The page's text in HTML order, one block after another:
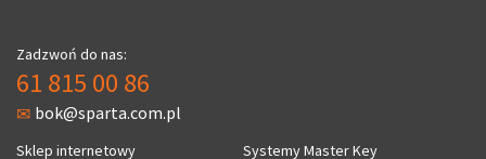
Zadzwoń do nas:
61 815 00 86
bok@sparta.com.pl
Sklep internetowy Systemy Master Key